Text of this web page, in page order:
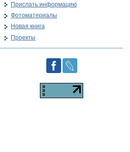
Прислать информацию
Фотоматериалы
Новая книга
Проекты